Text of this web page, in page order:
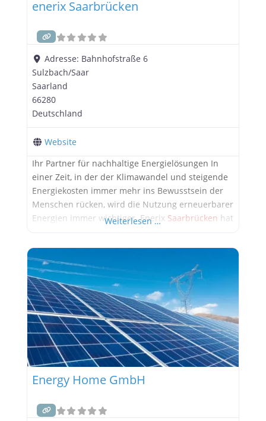
enerix Saarbrücken
Adresse: Bahnhofstraße 6
Sulzbach/Saar
Saarland
66280
Deutschland
Website
Ihr Partner für nachhaltige Energielösungen In
einer Zeit, in der der Klimawandel und steigende
Energiekosten immer mehr ins Bewusstsein der
Menschen rücken, wird die Nutzung erneuerbarer
Energien immer wichtiger. Enerix Saarbrücken hat
Photovoltaikanlagen und Stromspeichern etabliert
und bietet maßgeschneiderte Lösungen für Privat-
und Geschäftskunden. In diesem Artikel erfahren
Sie mehr über die Firma, ihre Dienstleistungen
Weiterlesen …
Energy Home GmbH